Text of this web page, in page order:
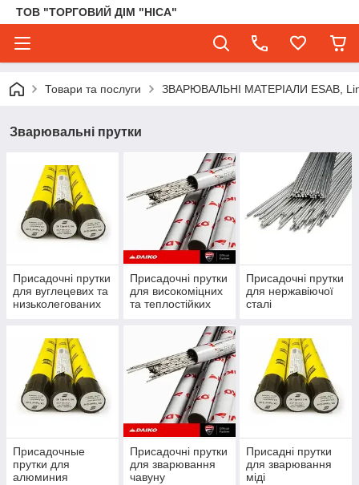
ТОВ "ТОРГОВИЙ ДІМ "НІСА"
Товари та послуги ЗВАРЮВАЛЬНІ МАТЕРІАЛИ ESAB,
Зварювальні прутки
Присадочні прутки
для вуглецевих та
низьколегованих
Присадочні прутки
для високоміцних
та теплостійких
Присадочні прутки
для нержавіючої
сталі
Присадочные
прутки для
алюминия
Присадочні прутки
для зварювання
чавуну
Присадні прутки
для зварювання
міді